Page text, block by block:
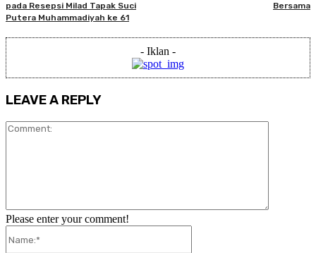
pada Resepsi Milad Tapak Suci
Putera Muhammadiyah ke 61
Bersama
- Iklan -
LEAVE A REPLY
Please enter your comment!